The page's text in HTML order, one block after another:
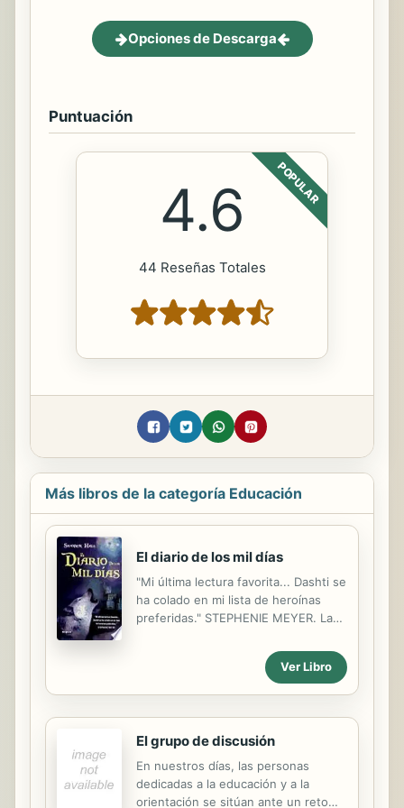
Opciones de Descarga
Puntuación
POPULAR
4.6
44 Reseñas Totales
Más libros de la categoría Educación
El diario de los mil días
"Mi última lectura favorita... Dashti se
ha colado en mi lista de heroínas
preferidas." STEPHENIE MEYER. La
Saren son encerradas en una
sombría torre. Lady Saren se niega a
cuando el sol se pone y la luna lo
alumbra... Pero no solamente Saren
guarda un secreto. También su
doncella oculta algo.
Ver Libro
El grupo de discusión
En nuestros días, las personas
dedicadas a la educación y a la
orientación se sitúan ante un reto